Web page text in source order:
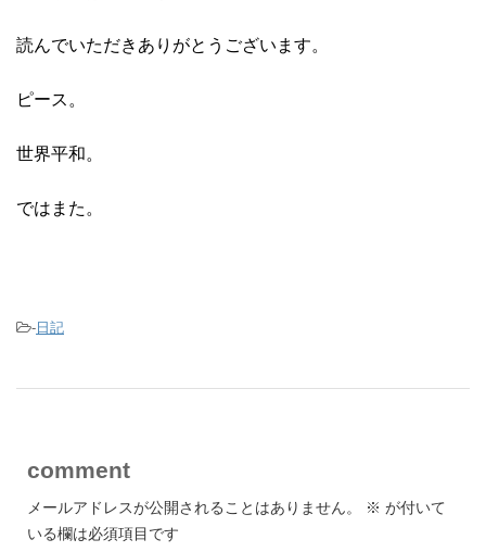
読んでいただきありがとうございます。
ピース。
世界平和。
ではまた。
- 日記
comment
メールアドレスが公開されることはありません。 ※ が付いて
いる欄は必須項目です